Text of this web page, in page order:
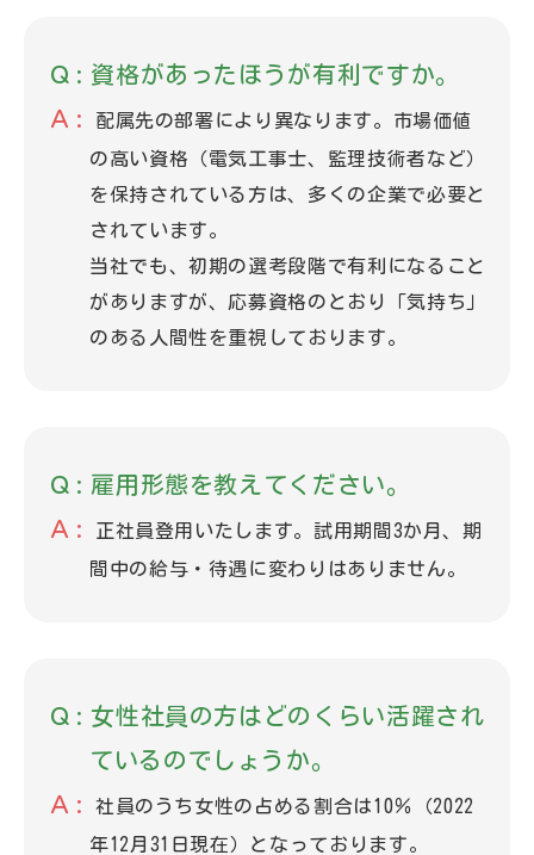
資格があったほうが有利ですか。
配属先の部署により異なります。市場価値
の高い資格（電気工事士、監理技術者など）
を保持されている方は、多くの企業で必要と
されています。
当社でも、初期の選考段階で有利になること
がありますが、応募資格のとおり「気持ち」
のある人間性を重視しております。
雇用形態を教えてください。
正社員登用いたします。試用期間3か月、期
間中の給与・待遇に変わりはありません。
女性社員の方はどのくらい活躍され
ているのでしょうか。
社員のうち女性の占める割合は10％（2022
年12月31日現在）となっております。